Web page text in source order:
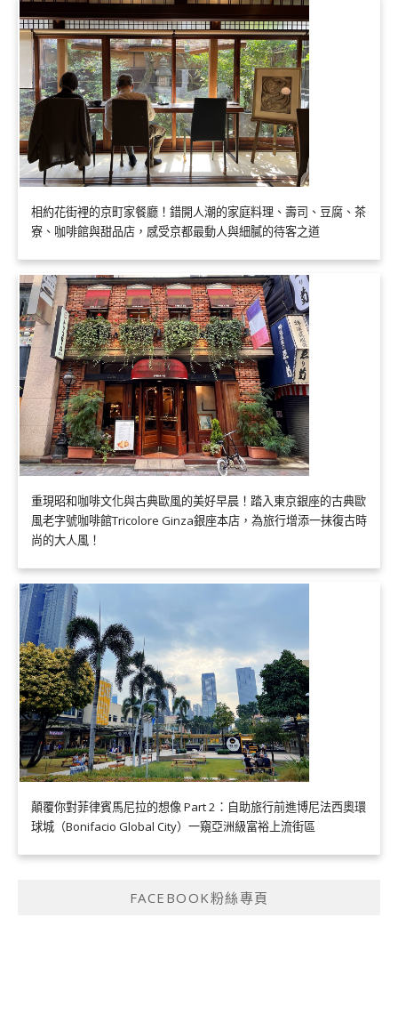
相約花街裡的京町家餐廳！錯開人潮的家庭料理、壽司、豆腐、茶
寮、咖啡館與甜品店，感受京都最動人與細膩的待客之道
重現昭和咖啡文化與古典歐風的美好早晨！踏入東京銀座的古典歐
風老字號咖啡館Tricolore Ginza銀座本店，為旅行增添一抹復古時
尚的大人風！
顛覆你對菲律賓馬尼拉的想像 Part 2：自助旅行前進博尼法西奧環
球城（Bonifacio Global City）一窺亞洲級富裕上流街區
FACEBOOK粉絲專頁